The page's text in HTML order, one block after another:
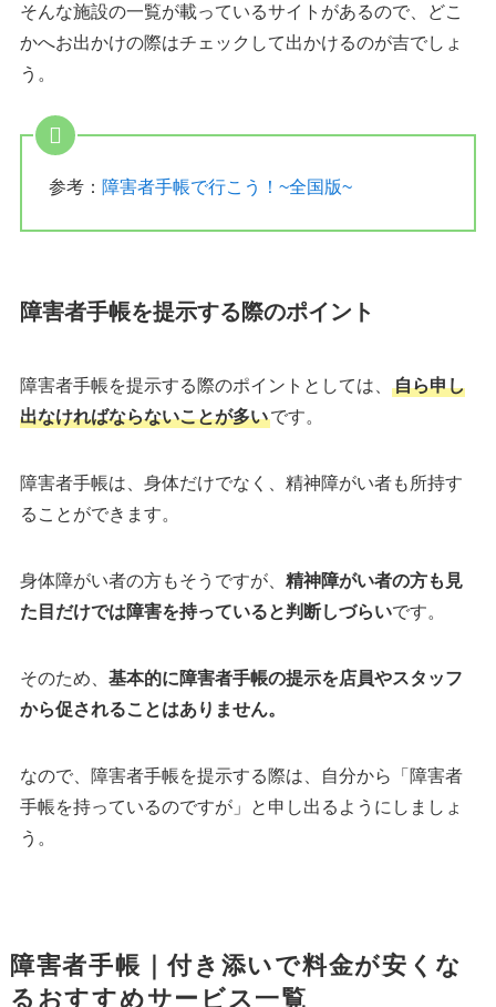
そんな施設の一覧が載っているサイトがあるので、どこ
かへお出かけの際はチェックして出かけるのが吉でしょ
う。
参考： 障害者手帳で行こう！~全国版~
障害者手帳を提示する際のポイント
障害者手帳を提示する際のポイントとしては、
自ら申し
出なければならないことが多いです。
障害者手帳は、身体だけでなく、精神障がい者も所持す
ることができます。
身体障がい者の方もそうですが、 精神障がい者の方も見
た目だけでは障害を持っていると判断しづらいです。
そのため、 基本的に障害者手帳の提示を店員やスタッフ
から促されることはありません。
なので、障害者手帳を提示する際は、自分から「障害者
手帳を持っているのですが」と申し出るようにしましょ
う。
障害者手帳｜付き添いで料金が安くな
るおすすめサービス一覧